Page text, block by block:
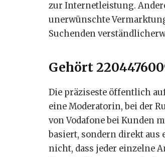
zur Internetleistung.
unerwünschte
Suchenden
Gehört
Die präziseste öffentlich
eine Moderatorin, bei der
von Vodafone bei Kunden
basiert, sondern direkt aus
nicht, dass jeder einzelne